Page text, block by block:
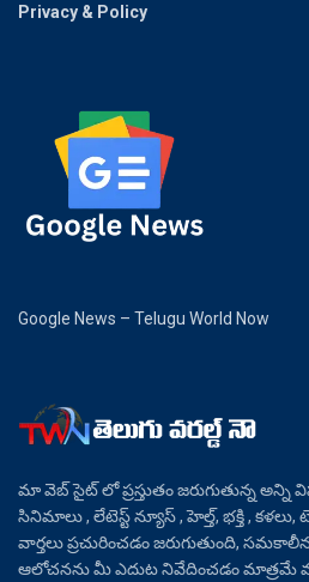
Privacy & Policy
Google News – Telugu World Now
మా వెబ్ సైట్ లో ప్రస్తుతం జరుగుతున్న
సినిమాలు , లేటెస్ట్ న్యూస్ , హెల్త్, భక్తి ,
వార్తలు ప్రచురించడం జరుగుతుంది,
ఆలోచనను మీ ఎదుట నివేదించడం మాత్రమే